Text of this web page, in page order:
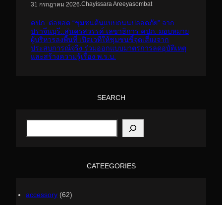
31 กรกฎาคม 2026.Chayissara Areeyasombat
คปภ. ต่อยอด “ชุมชนต้นแบบถนนปลอดภัย” จาก
ปราจีนบุรี..สู่นครสวรรค์ เลขาธิการ คปภ. มอบหมาย
ผู้บริหารลงพื้นที่ เปิดเวทีให้ชุมชนชี้จุดเสี่ยงจาก
ประสบการณ์จริง ร่วมออกแบบมาตรการลดอุบัติเหตุ
และสร้างความรู้เรื่อง พ.ร.บ.
SEARCH
S
a
CATEEGORIES
accessory (62)